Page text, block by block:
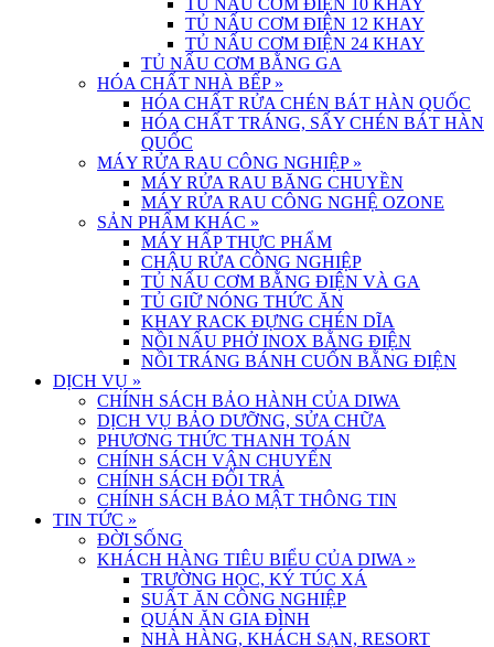
TỦ NẤU CƠM ĐIỆN 10 KHAY
TỦ NẤU CƠM ĐIỆN 12 KHAY
TỦ NẤU CƠM ĐIỆN 24 KHAY
TỦ NẤU CƠM BẰNG GA
HÓA CHẤT NHÀ BẾP »
HÓA CHẤT RỬA CHÉN BÁT HÀN QUỐC
HÓA CHẤT TRÁNG, SẤY CHÉN BÁT HÀN
QUỐC
MÁY RỬA RAU CÔNG NGHIỆP »
MÁY RỬA RAU BĂNG CHUYỀN
MÁY RỬA RAU CÔNG NGHỆ OZONE
SẢN PHẨM KHÁC »
MÁY HẤP THỰC PHẨM
CHẬU RỬA CÔNG NGHIỆP
TỦ NẤU CƠM BẰNG ĐIỆN VÀ GA
TỦ GIỮ NÓNG THỨC ĂN
KHAY RACK ĐỰNG CHÉN DĨA
NỒI NẤU PHỞ INOX BẰNG ĐIỆN
NỒI TRÁNG BÁNH CUỐN BẰNG ĐIỆN
DỊCH VỤ »
CHÍNH SÁCH BẢO HÀNH CỦA DIWA
DỊCH VỤ BẢO DƯỠNG, SỬA CHỮA
PHƯƠNG THỨC THANH TOÁN
CHÍNH SÁCH VẬN CHUYỂN
CHÍNH SÁCH ĐỔI TRẢ
CHÍNH SÁCH BẢO MẬT THÔNG TIN
TIN TỨC »
ĐỜI SỐNG
KHÁCH HÀNG TIÊU BIỂU CỦA DIWA »
TRƯỜNG HỌC, KÝ TÚC XÁ
SUẤT ĂN CÔNG NGHIỆP
QUÁN ĂN GIA ĐÌNH
NHÀ HÀNG, KHÁCH SẠN, RESORT